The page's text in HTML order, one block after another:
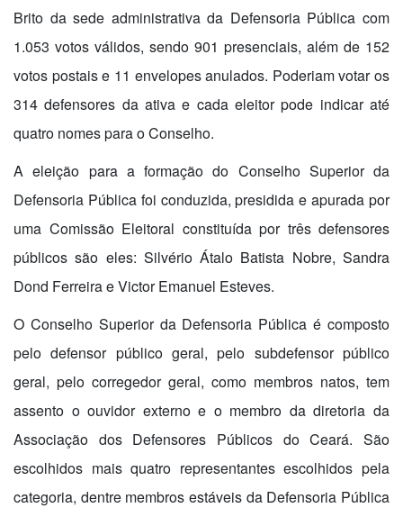
Brito da sede administrativa da Defensoria Pública com
1.053 votos válidos, sendo 901 presenciais, além de 152
votos postais e 11 envelopes anulados. Poderiam votar os
314 defensores da ativa e cada eleitor pode indicar até
quatro nomes para o Conselho.
A eleição para a formação do Conselho Superior da
Defensoria Pública foi conduzida, presidida e apurada por
uma Comissão Eleitoral constituída por três defensores
públicos são eles: Silvério Átalo Batista Nobre, Sandra
Dond Ferreira e Victor Emanuel Esteves.
O Conselho Superior da Defensoria Pública é composto
pelo defensor público geral, pelo subdefensor público
geral, pelo corregedor geral, como membros natos, tem
assento o ouvidor externo e o membro da diretoria da
Associação dos Defensores Públicos do Ceará. São
escolhidos mais quatro representantes escolhidos pela
categoria, dentre membros estáveis da Defensoria Pública